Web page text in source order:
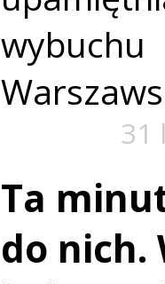
31
Ta
do nich.